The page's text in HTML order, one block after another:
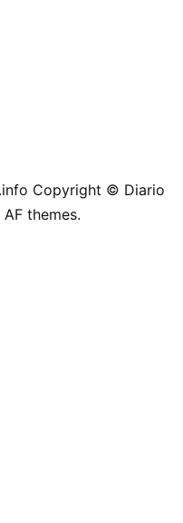
Copyright © Diario
themes.